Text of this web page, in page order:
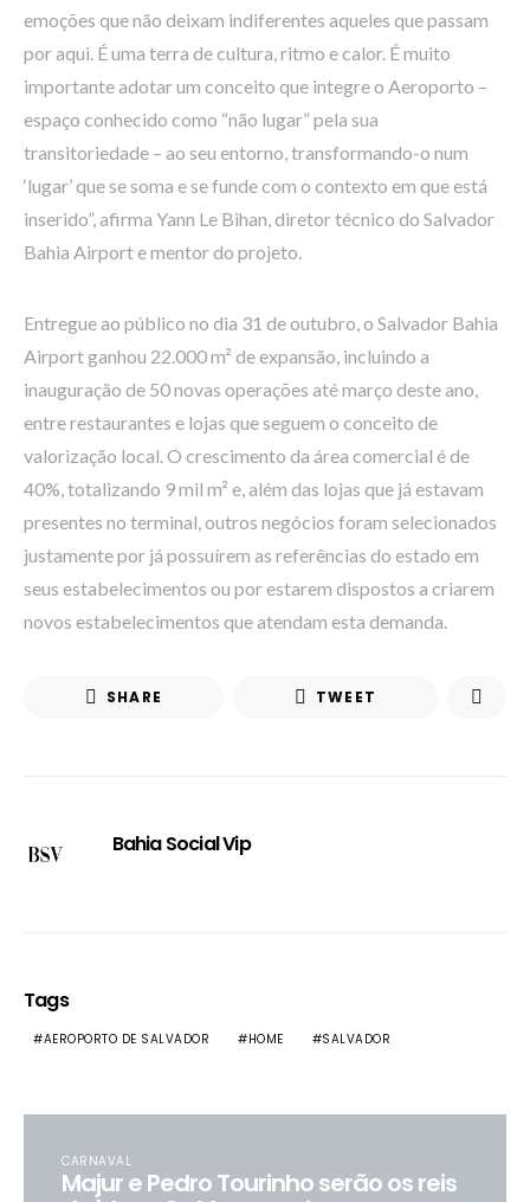
emoções que não deixam indiferentes aqueles que passam
por aqui. É uma terra de cultura, ritmo e calor. É muito
importante adotar um conceito que integre o Aeroporto –
espaço conhecido como “não lugar” pela sua
transitoriedade – ao seu entorno, transformando-o num
‘lugar’ que se soma e se funde com o contexto em que está
inserido”, afirma Yann Le Bihan, diretor técnico do Salvador
Bahia Airport e mentor do projeto.
Entregue ao público no dia 31 de outubro, o Salvador Bahia
Airport ganhou 22.000 m² de expansão, incluindo a
inauguração de 50 novas operações até março deste ano,
entre restaurantes e lojas que seguem o conceito de
valorização local. O crescimento da área comercial é de
40%, totalizando 9 mil m² e, além das lojas que já estavam
presentes no terminal, outros negócios foram selecionados
justamente por já possuírem as referências do estado em
seus estabelecimentos ou por estarem dispostos a criarem
novos estabelecimentos que atendam esta demanda.
SHARE TWEET
Bahia Social Vip
Tags
AEROPORTO DE SALVADOR HOME SALVADOR
CARNAVAL
Majur e Pedro Tourinho serão os reis